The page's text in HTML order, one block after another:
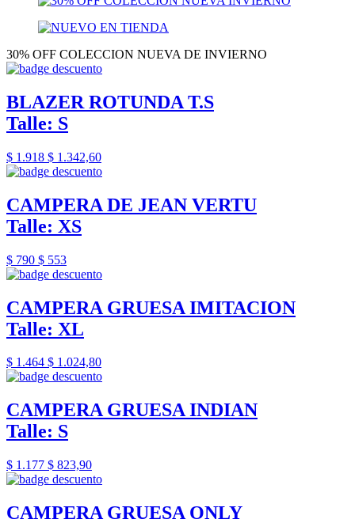
30% OFF COLECCION NUEVA DE INVIERNO
BLAZER ROTUNDA T.S
Talle: S
$ 1.918 $ 1.342,60
CAMPERA DE JEAN VERTU
Talle: XS
$ 790 $ 553
CAMPERA GRUESA IMITACION
Talle: XL
$ 1.464 $ 1.024,80
CAMPERA GRUESA INDIAN
Talle: S
$ 1.177 $ 823,90
CAMPERA GRUESA ONLY